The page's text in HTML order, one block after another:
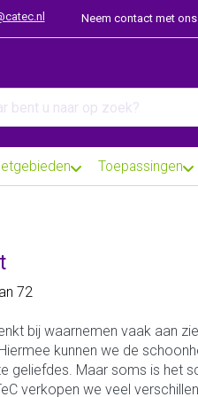
Neem contact met
Toepassingen
72
bij waarnemen vaak aan
kunnen we de
geliefdes. Maar soms is het
verkopen we veel